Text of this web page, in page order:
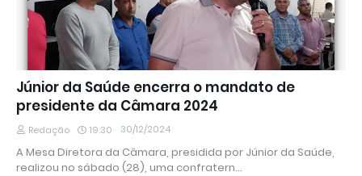
Júnior da Saúde encerra o mandato de
presidente da Câmara 2024
Redação 19:30 30/12/2024
A Mesa Diretora da Câmara, presidida por Júnior da Saúde,
realizou no sábado (28), uma confratern…